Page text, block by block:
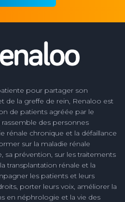
pour partager son
de la greffe de rein, Renaloo est
de patients agréée par le
des personnes
rénale chronique et la défaillance
sur la maladie rénale
sa prévention, sur les traitements
transplantation rénale et la
les patients et leurs
porter leurs voix, améliorer la
en néphrologie et la vie des